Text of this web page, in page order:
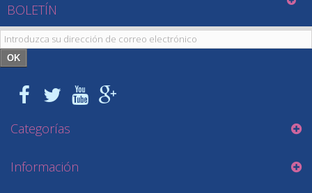
BOLETÍN
OK
Categorías
Información